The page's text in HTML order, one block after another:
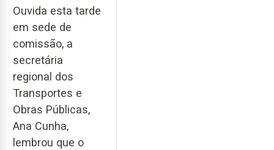
Ouvida esta tarde
em sede de
comissão, a
secretária
regional dos
Transportes e
Obras Públicas,
Ana Cunha,
lembrou que o